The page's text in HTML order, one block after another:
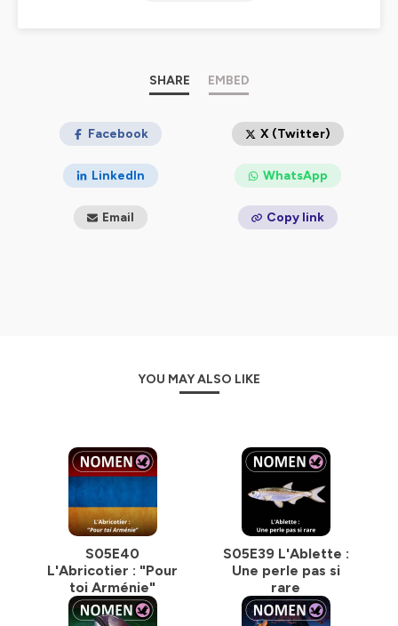
dévoile, avec son complice Pierre Avenas, les très riches,
incroyables ou discutables origines des noms de
_______
📖Les plus belles pépites de l'origine des noms des
espèces t'attendent dans le livre de Marc Mortelmans,
(Ulmer 2024).
proposons / animons des conférencesdans les
écoles et les universités, les entreprises et les
institutions.
_______
https://baleinesousgravillon.com/liens-2
_______
Contact :
SHARE EMBED
Facebook X (Twitter)
LinkedIn WhatsApp
Email Copy link
YOU MAY ALSO LIKE
S05E40
L'Abricotier : "Pour
toi Arménie"
S05E39 L'Ablette :
Une perle pas si
rare